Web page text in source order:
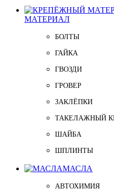
МАТЕРИАЛ
БОЛТЫ
ГАЙКА
ГВОЗДИ
ГРОВЕР
ЗАКЛЁПКИ
ТАКЕЛАЖНЫЙ
ШАЙБА
ШПЛИНТЫ
МАСЛА
АВТОХИМИЯ